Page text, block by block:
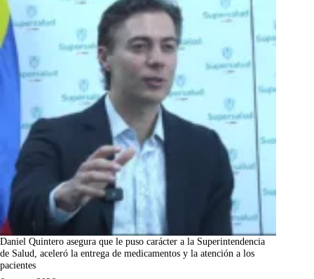
Daniel Quintero asegura que le puso carácter a la Superintendencia
de Salud, aceleró la entrega de medicamentos y la atención a los
pacientes